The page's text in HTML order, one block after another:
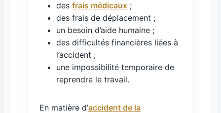
des frais médicaux ;
des frais de déplacement ;
un besoin d’aide humaine ;
des difficultés financières liées à
l’accident ;
une impossibilité temporaire de
reprendre le travail.
En matière d’accident de la